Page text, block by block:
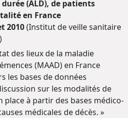
(ALD), de patients
en France
2010(Institut de veille sanitaire
des lieux de la maladie
(MAAD) en France
les bases de données
sur les modalités de
place à partir des bases médico-
médicales de décès. »